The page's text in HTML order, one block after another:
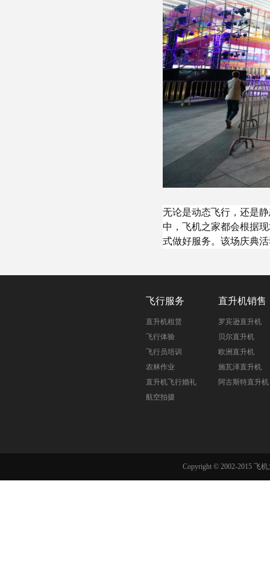
无论是动态飞行，还是
中，飞机之家都会根据
式做好服务。该场庆典
飞行服务
直升机租赁
飞行体验
飞行员培训
农林作业
直升机飞行婚礼
航空拍摄
直升机销售
罗宾逊直升机
贝尔直升机
欧洲直升机
施瓦泽直升机
阿古斯特直升机
Copyright © 2002-2015 飞